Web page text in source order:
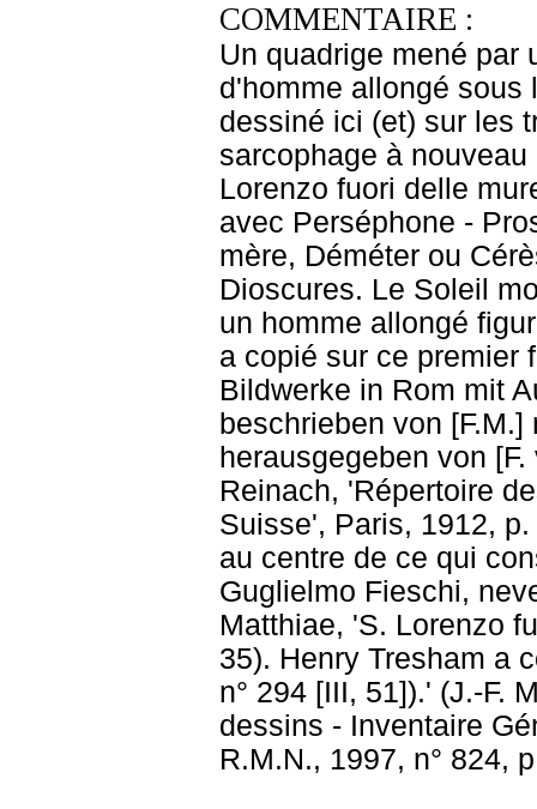
COMMENTAIRE :
Un quadrige mené par
d'homme allongé sous
dessiné ici (et) sur les
sarcophage à
Lorenzo fuori delle
avec Perséphone -
mère, Déméter ou
Dioscures. Le Soleil
un homme allongé
a copié sur ce premier
Bildwerke in Rom mit
beschrieben von
herausgegeben von
Reinach, 'Répertoire
Suisse', Paris, 1912,
au centre de ce qui
Guglielmo Fieschi,
Matthiae, 'S. Lorenzo
35). Henry Tresham a
n° 294 [III, 51]).' (J.-F.
dessins - Inventaire
R.M.N., 1997, n° 824,